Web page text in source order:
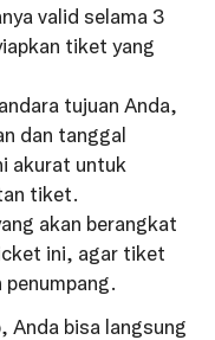
valid selama 3
tiket yang
tujuan Anda,
dan tanggal
akurat untuk
tiket.
akan berangkat
ini, agar tiket
Anda bisa langsung